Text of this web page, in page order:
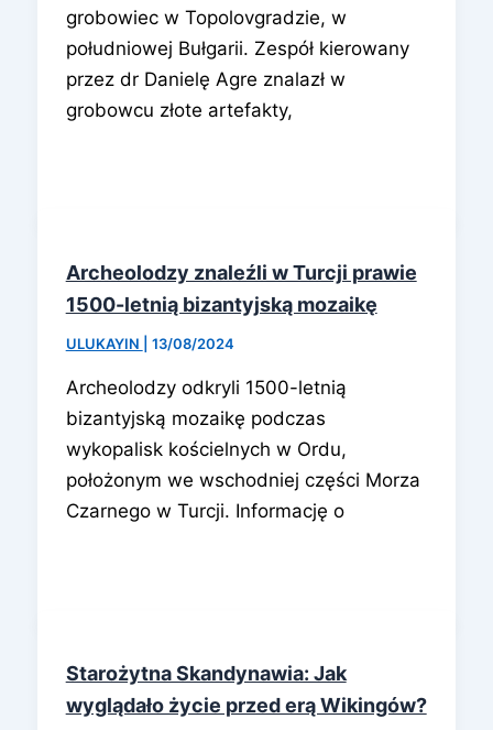
grobowiec w Topolovgradzie, w
południowej Bułgarii. Zespół kierowany
przez dr Danielę Agre znalazł w
grobowcu złote artefakty,
Archeolodzy znaleźli w Turcji prawie
1500-letnią bizantyjską mozaikę
ULUKAYIN 13/08/2024
Archeolodzy odkryli 1500-letnią
bizantyjską mozaikę podczas
wykopalisk kościelnych w Ordu,
położonym we wschodniej części Morza
Czarnego w Turcji. Informację o
Starożytna Skandynawia: Jak
wyglądało życie przed erą Wikingów?